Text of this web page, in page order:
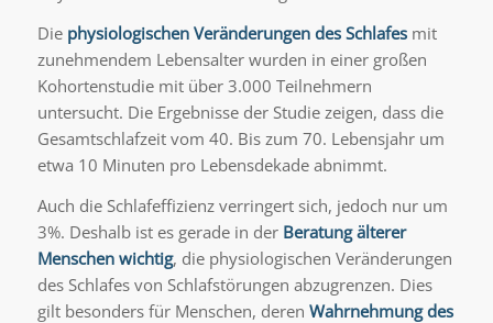
Die physiologischen Veränderungen des Schlafesmit
zunehmendem Lebensalter wurden in einer großen
Kohortenstudie mit über 3.000 Teilnehmern
untersucht. Die Ergebnisse der Studie zeigen, dass die
Gesamtschlafzeit vom 40. Bis zum 70. Lebensjahr um
etwa 10 Minuten pro Lebensdekade abnimmt.
Auch die Schlafeffizienz verringert sich, jedoch nur um
3%. Deshalb ist es gerade in der Beratung älterer
Menschen wichtig, die physiologischen Veränderungen
des Schlafes von Schlafstörungen abzugrenzen. Dies
gilt besonders für Menschen, deren Wahrnehmung des